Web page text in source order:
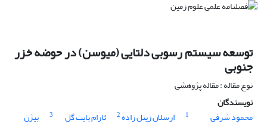
توسعه سیستم رسوبی دلتایی (میوسن) در حوضه خزر
جنوبی
نوع مقاله : مقاله پژوهشی
نویسندگان
محمود شرفی
1 ارسلان زینل زاده2 ئارام بایت گل 3 بیژن